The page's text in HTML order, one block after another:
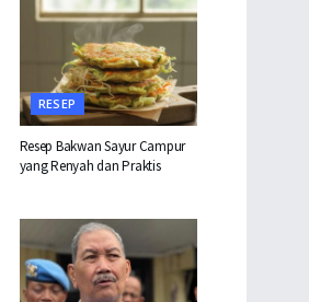
RESEP
Resep Bakwan Sayur Campur
yang Renyah dan Praktis